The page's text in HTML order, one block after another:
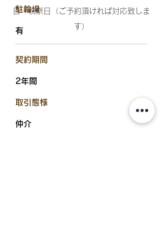
​駐輪場
有
​契約期間
2年間
​取引態様
仲介
日・祝祭日（ご予約頂ければ対応致しま
す）​